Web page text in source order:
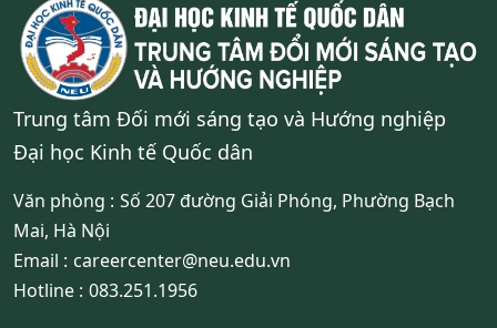
Trung tâm Đối mới sáng tạo và Hướng nghiệp
Đại học Kinh tế Quốc dân
Văn phòng : Số 207 đường Giải Phóng, Phường Bạch
Mai, Hà Nội
Email : careercenter@neu.edu.vn
Hotline : 083.251.1956